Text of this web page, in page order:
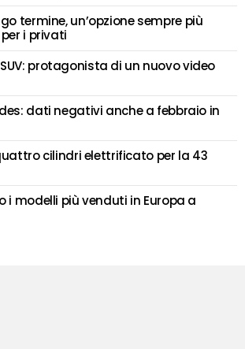
termine, un’opzione sempre più
i privati
SUV: protagonista di un nuovo video
dati negativi anche a febbraio in
cilindri elettrificato per la 43
i modelli più venduti in Europa a